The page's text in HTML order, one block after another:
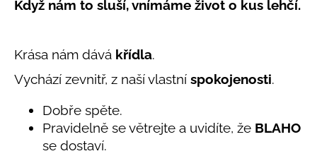
z
Když nám to sluší, vnímáme život o kus lehčí.
Krása nám dává křídla.
Vychází zevnitř, z naší vlastní spokojenosti.
Dobře spěte.
Pravidelně se větrejte a uvidíte, že BLAHO
se dostaví.
u
m
e
LETNÍ
ČEPICE